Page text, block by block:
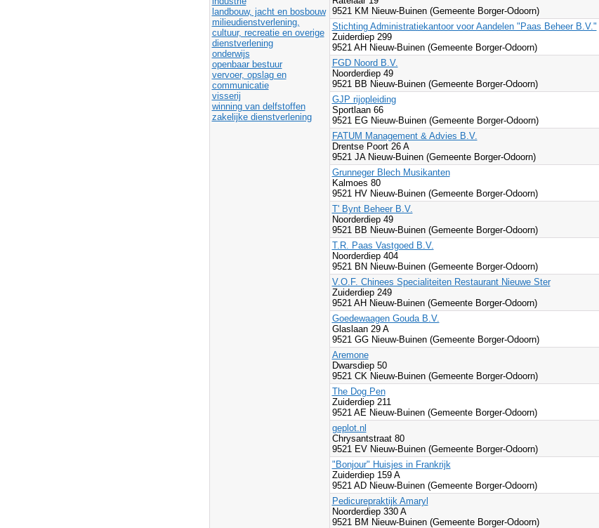
landbouw, jacht en bosbouw
milieudienstverlening,
cultuur, recreatie en overige
dienstverlening
onderwijs
openbaar bestuur
vervoer, opslag en
communicatie
visserij
winning van delfstoffen
zakelijke dienstverlening
9521 KM Nieuw-Buinen (Gemeente Borger-Odoorn)
Stichting Administratiekantoor voor Aandelen "Paas Beheer B.V."
Zuiderdiep 299
9521 AH Nieuw-Buinen (Gemeente Borger-Odoorn)
FGD Noord B.V.
Noorderdiep 49
9521 BB Nieuw-Buinen (Gemeente Borger-Odoorn)
GJP rijopleiding
Sportlaan 66
9521 EG Nieuw-Buinen (Gemeente Borger-Odoorn)
FATUM Management & Advies B.V.
Drentse Poort 26 A
9521 JA Nieuw-Buinen (Gemeente Borger-Odoorn)
Grunneger Blech Musikanten
Kalmoes 80
9521 HV Nieuw-Buinen (Gemeente Borger-Odoorn)
T' Bynt Beheer B.V.
Noorderdiep 49
9521 BB Nieuw-Buinen (Gemeente Borger-Odoorn)
T.R. Paas Vastgoed B.V.
Noorderdiep 404
9521 BN Nieuw-Buinen (Gemeente Borger-Odoorn)
V.O.F. Chinees Specialiteiten Restaurant Nieuwe Ster
Zuiderdiep 249
9521 AH Nieuw-Buinen (Gemeente Borger-Odoorn)
Goedewaagen Gouda B.V.
Glaslaan 29 A
9521 GG Nieuw-Buinen (Gemeente Borger-Odoorn)
Aremone
Dwarsdiep 50
9521 CK Nieuw-Buinen (Gemeente Borger-Odoorn)
The Dog Pen
Zuiderdiep 211
9521 AE Nieuw-Buinen (Gemeente Borger-Odoorn)
geplot.nl
Chrysantstraat 80
9521 EV Nieuw-Buinen (Gemeente Borger-Odoorn)
"Bonjour" Huisjes in Frankrijk
Zuiderdiep 159 A
9521 AD Nieuw-Buinen (Gemeente Borger-Odoorn)
Pedicurepraktijk Amaryl
Noorderdiep 330 A
9521 BM Nieuw-Buinen (Gemeente Borger-Odoorn)